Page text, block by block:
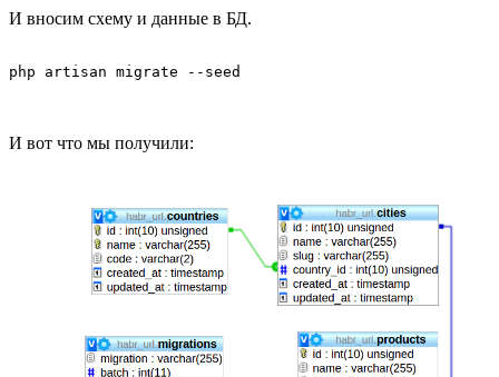
И вносим схему и данные в БД.
И вот что мы получили: